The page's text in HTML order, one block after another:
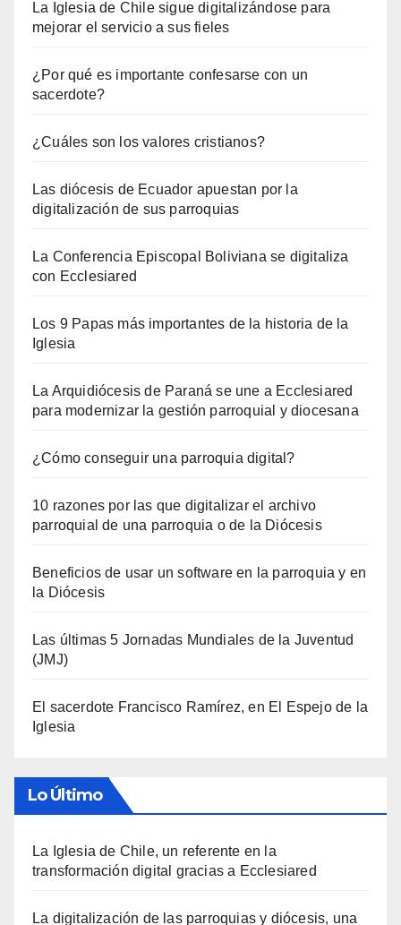
La Iglesia de Chile sigue digitalizándose para
mejorar el servicio a sus fieles
¿Por qué es importante confesarse con un
sacerdote?
¿Cuáles son los valores cristianos?
Las diócesis de Ecuador apuestan por la
digitalización de sus parroquias
La Conferencia Episcopal Boliviana se digitaliza
con Ecclesiared
Los 9 Papas más importantes de la historia de la
Iglesia
La Arquidiócesis de Paraná se une a Ecclesiared
para modernizar la gestión parroquial y diocesana
¿Cómo conseguir una parroquia digital?
10 razones por las que digitalizar el archivo
parroquial de una parroquia o de la Diócesis
Beneficios de usar un software en la parroquia y en
la Diócesis
Las últimas 5 Jornadas Mundiales de la Juventud
(JMJ)
El sacerdote Francisco Ramírez, en El Espejo de la
Iglesia
Lo Último
La Iglesia de Chile, un referente en la
transformación digital gracias a Ecclesiared
La digitalización de las parroquias y diócesis, una